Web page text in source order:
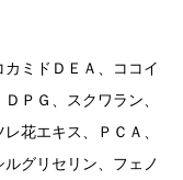
ミドＤＥＡ、ココイ
ＰＧ、スクワラン、
花エキス、ＰＣＡ、
グリセリン、フェノ